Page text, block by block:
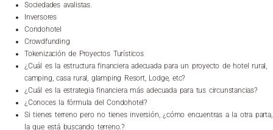
Sociedades avalistas.
Inversores
Condohotel
Crowdfunding
Tokenización de Proyectos Turísticos
¿Cuál es la estructura financiera adecuada para un proyecto de hotel rural,
camping, casa rural, glamping Resort, Lodge, etc?
¿Cuál es la estrategia financiera más adecuada para tus circunstancias?
¿Conoces la fórmula del Condohotel?
Si tienes terreno pero no tienes inversión, ¿cómo encuentras a la otra parta,
la que está buscando terreno.?